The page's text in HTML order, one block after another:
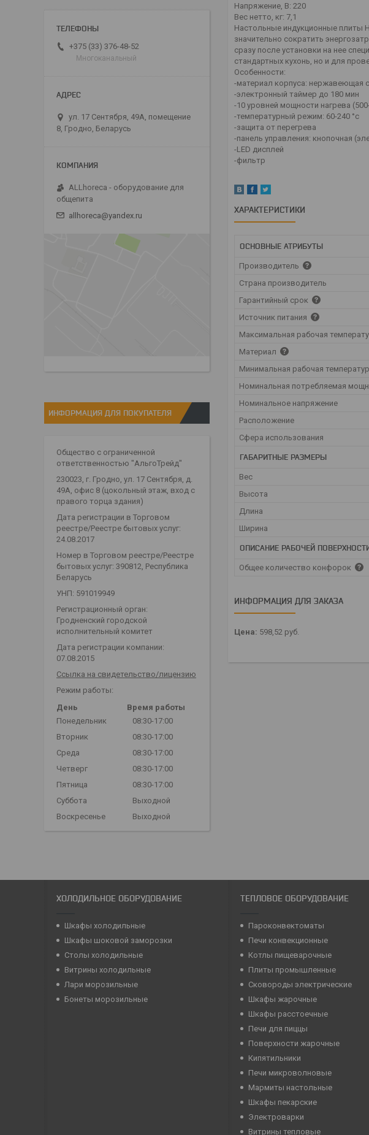
Напряжение, В: 220
Вес нетто, кг: 7,1
Настольные индукционные плиты
значительно сократить
сразу после установки на нее
стандартных кухонь, но и для
Особенности:
-материал корпуса: нержавеющая
-электронный таймер до 180 мин
-10 уровней мощности нагрева
-температурный режим: 60-240 °с
-защита от перегрева
-панель управления: кнопочная
-LED дисплей
-фильтр
ХАРАКТЕРИСТИКИ
ОСНОВНЫЕ АТРИБУТЫ
Производитель
Страна производитель
Гарантийный срок
Источник питания
Максимальная рабочая
Материал
Минимальная рабочая
Номинальная потребляемая
Номинальное напряжение
Расположение
Сфера использования
ГАБАРИТНЫЕ РАЗМЕРЫ
Вес
Высота
Длина
Ширина
ОПИСАНИЕ РАБОЧЕЙ
Общее количество конфорок
ИНФОРМАЦИЯ ДЛЯ ЗАКАЗА
Цена: 598,52 руб.
+375 (33) 376-48-52
Многоканальный
ул. 17 Сентября, 49А, помещение
8, Гродно, Беларусь
ALLhoreca - оборудование для
общепита
allhoreca@yandex.ru
ИНФОРМАЦИЯ ДЛЯ ПОКУПАТЕЛЯ
Общество с ограниченной
ответственностью "АльгоТрейд"
230023, г. Гродно, ул. 17 Сентября, д.
49А, офис 8 (цокольный этаж, вход с
правого торца здания)
Дата регистрации в Торговом
реестре/Реестре бытовых услуг:
24.08.2017
Номер в Торговом реестре/Реестре
бытовых услуг: 390812, Республика
Беларусь
УНП: 591019949
Регистрационный орган:
Гродненский городской
исполнительный комитет
Дата регистрации компании:
07.08.2015
Ссылка на свидетельство/лицензию
Режим работы:
День
Время работы
Понедельник
08:30-17:00
Вторник
08:30-17:00
Среда
08:30-17:00
Четверг
08:30-17:00
Пятница
08:30-17:00
Суббота
Выходной
Воскресенье
Выходной
ХОЛОДИЛЬНОЕ ОБОРУДОВАНИЕ
Шкафы холодильные
Шкафы шоковой заморозки
Столы холодильные
Витрины холодильные
Лари морозильные
Бонеты морозильные
ТЕПЛОВОЕ ОБОРУДОВАНИЕ
Пароконвектоматы
Печи конвекционные
Котлы пищеварочные
Плиты промышленные
Сковороды электрические
Шкафы жарочные
Шкафы расстоечные
Печи для пиццы
Поверхности жарочные
Кипятильники
Печи микроволновые
Мармиты настольные
Шкафы пекарские
Электроварки
Витрины тепловые